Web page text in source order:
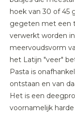
hoek van 30 of 45
gegeten met een
verwerkt worden
meervoudsvorm
het Latijn "veer"
Pasta is
ontstaan en van
Het is een
voornamelijk